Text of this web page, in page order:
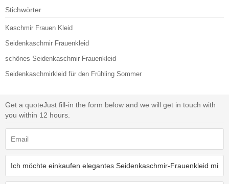
Stichwörter
Kaschmir Frauen Kleid
Seidenkaschmir Frauenkleid
schönes Seidenkaschmir Frauenkleid
Seidenkaschmirkleid für den Frühling Sommer
Get a quoteJust fill-in the form below and we will get in touch with
you within 12 hours.